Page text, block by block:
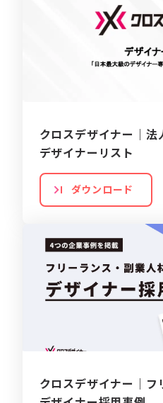
クロスデザイナー｜法
デザイナーリスト
ダウンロード
クロスデザイナー｜フ